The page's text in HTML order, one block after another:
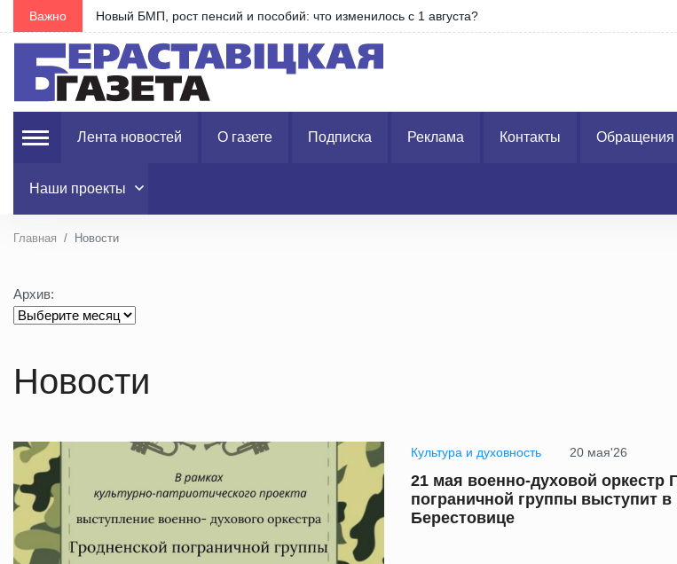
Важно Новый БМП, рост пенсий и пособий: что изменилось с 1 августа?
Лента новостей О газете Подписка Реклама Контакты Обращения
Наши проекты
Главная Новости
Архив:
Новости
Культура и духовность 20 мая'26
21 мая военно-духовой оркестр
пограничной группы выступит
Берестовице